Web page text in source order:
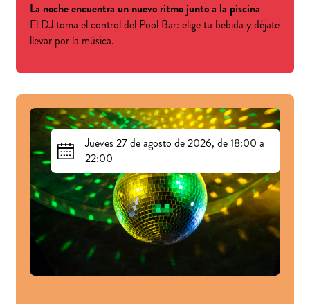
La noche encuentra un nuevo ritmo junto a la piscina
El DJ toma el control del Pool Bar: elige tu bebida y déjate
llevar por la música.
Jueves 27 de agosto de 2026, de 18:00 a
22:00